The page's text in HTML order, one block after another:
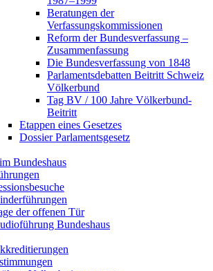
Beratungen der
Verfassungskommissionen
Reform der Bundesverfassung –
Zusammenfassung
Die Bundesverfassung von 1848
Parlamentsdebatten Beitritt Schweiz
Völkerbund
Tag BV / 100 Jahre Völkerbund-
Beitritt
Etappen eines Gesetzes
Dossier Parlamentsgesetz
Bundeshaus
der offenen Tür
Bundeshaus